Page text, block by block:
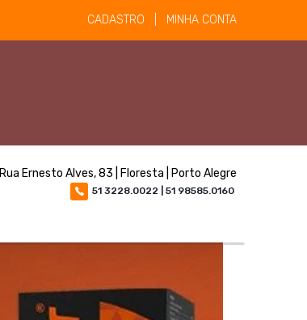
CADASTRO | MINHA CONTA
Rua Ernesto Alves, 83 | Floresta | Porto Alegre
51 3228.0022 | 51 98585.0160